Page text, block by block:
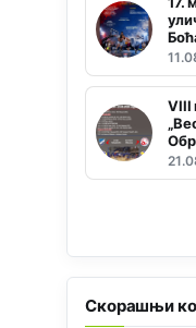
VIII
Скорашњи